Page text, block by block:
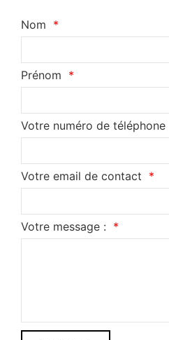
Nom
Prénom
Votre numéro de téléphone
Votre email de contact
Votre message :